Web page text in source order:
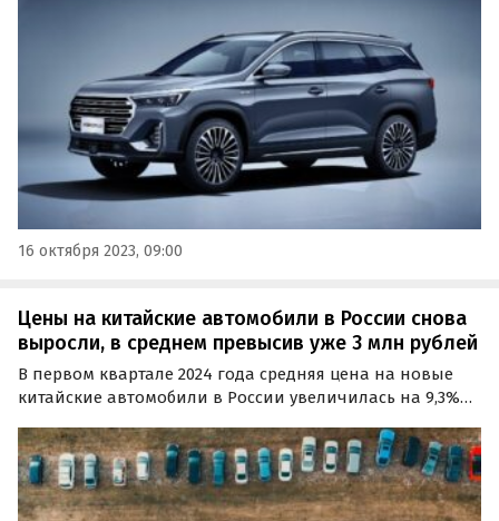
пишут «Автоновости дня».
16 октября 2023, 09:00
Цены на китайские автомобили в России снова
выросли, в среднем превысив уже 3 млн рублей
В первом квартале 2024 года средняя цена на новые
китайские автомобили в России увеличилась на 9,3%
предыдущего года и достигла отметки в 3,06 млн
рублей.